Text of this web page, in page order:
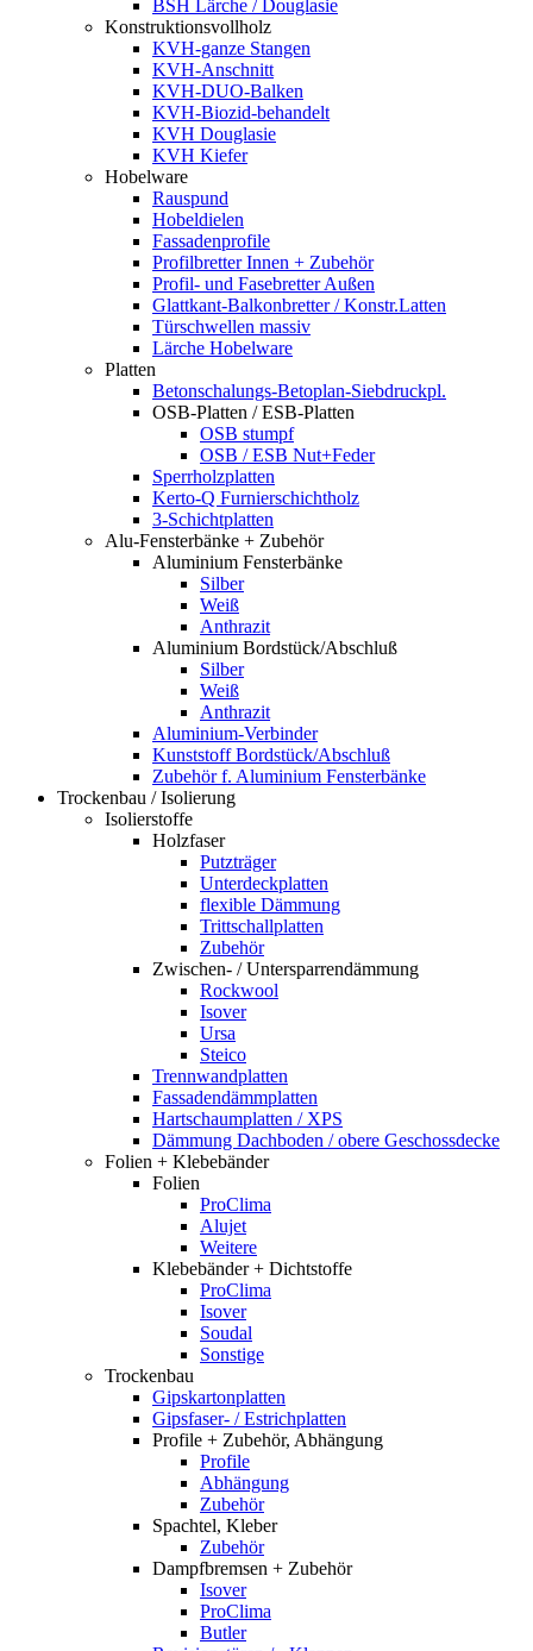
BSH Lärche / Douglasie
Konstruktionsvollholz
KVH-ganze Stangen
KVH-Anschnitt
KVH-DUO-Balken
KVH-Biozid-behandelt
KVH Douglasie
KVH Kiefer
Hobelware
Rauspund
Hobeldielen
Fassadenprofile
Profilbretter Innen + Zubehör
Profil- und Fasebretter Außen
Glattkant-Balkonbretter / Konstr.Latten
Türschwellen massiv
Lärche Hobelware
Platten
Betonschalungs-Betoplan-Siebdruckpl.
OSB-Platten / ESB-Platten
OSB stumpf
OSB / ESB Nut+Feder
Sperrholzplatten
Kerto-Q Furnierschichtholz
3-Schichtplatten
Alu-Fensterbänke + Zubehör
Aluminium Fensterbänke
Silber
Weiß
Anthrazit
Aluminium Bordstück/Abschluß
Silber
Weiß
Anthrazit
Aluminium-Verbinder
Kunststoff Bordstück/Abschluß
Zubehör f. Aluminium Fensterbänke
Trockenbau / Isolierung
Isolierstoffe
Holzfaser
Putzträger
Unterdeckplatten
flexible Dämmung
Trittschallplatten
Zubehör
Zwischen- / Untersparrendämmung
Rockwool
Isover
Ursa
Steico
Trennwandplatten
Fassadendämmplatten
Hartschaumplatten / XPS
Dämmung Dachboden / obere Geschossdecke
Folien + Klebebänder
Folien
ProClima
Alujet
Weitere
Klebebänder + Dichtstoffe
ProClima
Isover
Soudal
Sonstige
Trockenbau
Gipskartonplatten
Gipsfaser- / Estrichplatten
Profile + Zubehör, Abhängung
Profile
Abhängung
Zubehör
Spachtel, Kleber
Zubehör
Dampfbremsen + Zubehör
Isover
ProClima
Butler